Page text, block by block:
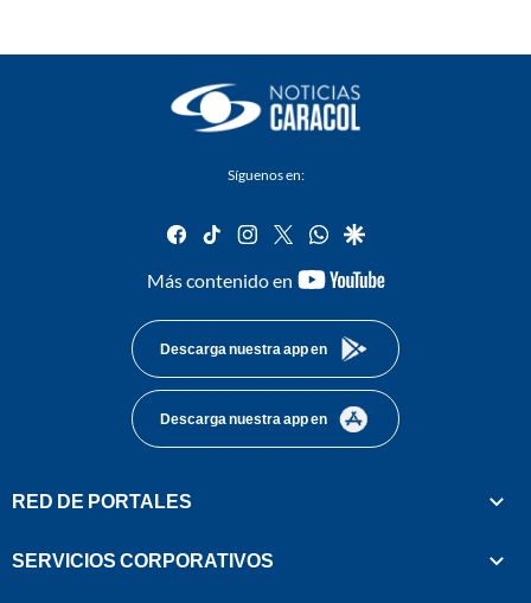
Síguenos en:
facebook
tiktok instagram
twitterwhatsapp
google
Más contenido en
youtube-
Descarga nuestra app en
Descarga nuestra app en
RED DE PORTALES
SERVICIOS CORPORATIVOS